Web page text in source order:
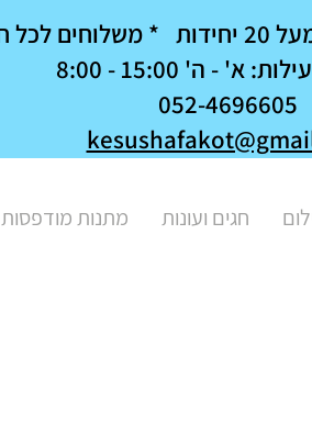
הארץ
א' - ה' 15:00 - 8:00
052-4696605
חגים ועונות מתנות מודפסות